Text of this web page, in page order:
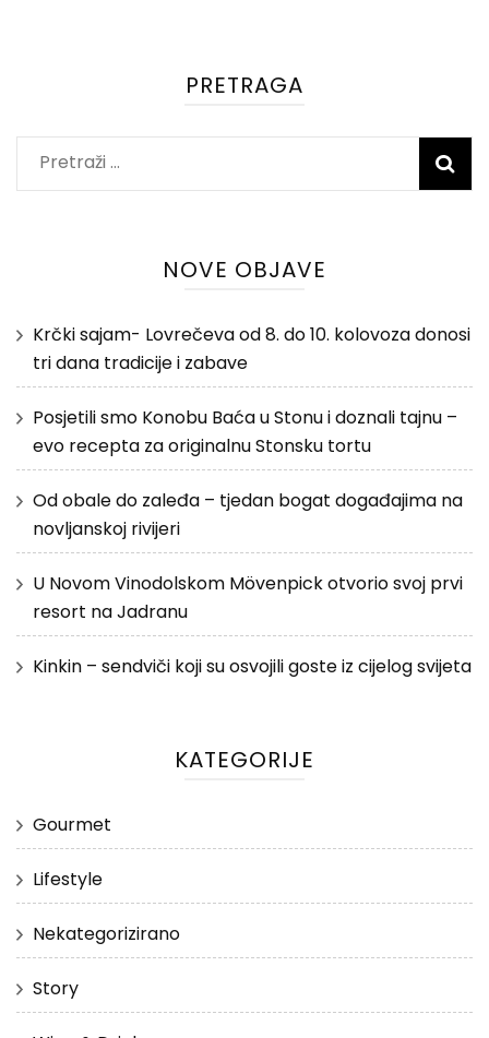
PRETRAGA
Pretraži:
NOVE OBJAVE
Krčki sajam- Lovrečeva od 8. do 10. kolovoza donosi
tri dana tradicije i zabave
Posjetili smo Konobu Baća u Stonu i doznali tajnu –
evo recepta za originalnu Stonsku tortu
Od obale do zaleđa – tjedan bogat događajima na
novljanskoj rivijeri
U Novom Vinodolskom Mövenpick otvorio svoj prvi
resort na Jadranu
Kinkin – sendviči koji su osvojili goste iz cijelog svijeta
KATEGORIJE
Gourmet
Lifestyle
Nekategorizirano
Story